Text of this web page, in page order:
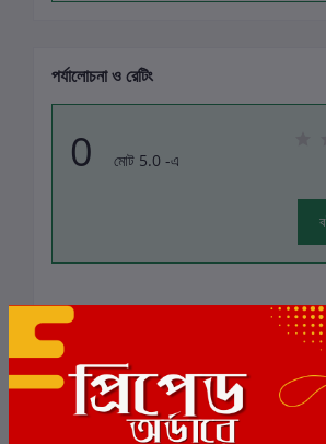
পর্যালোচনা ও রেটিং
0 মোট 5.0 -এ
এই বইয়ের জন্য এখনও কোন